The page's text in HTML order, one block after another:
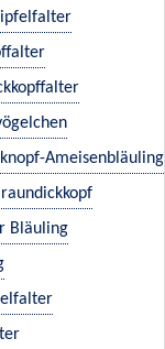
Ameisenbläuling
Bläuling